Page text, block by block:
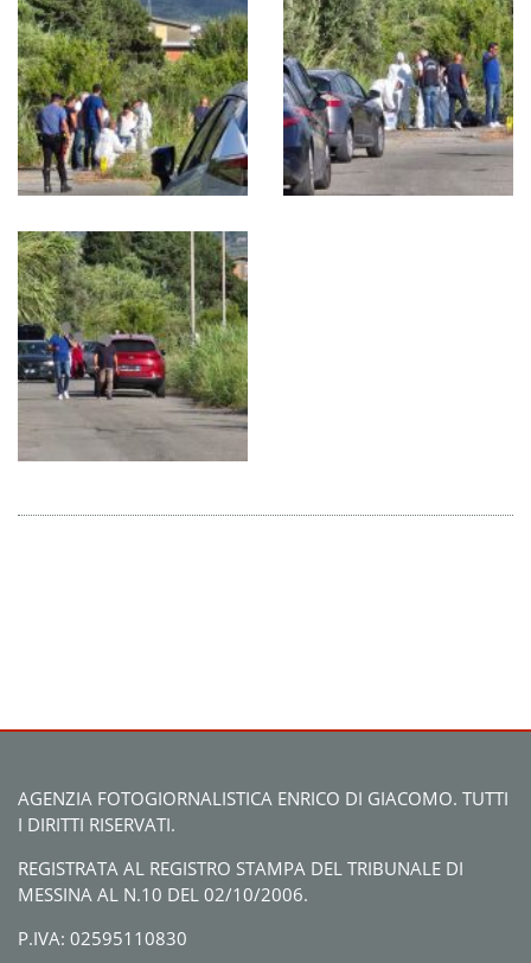
AGENZIA FOTOGIORNALISTICA ENRICO DI GIACOMO. TUTTI
I DIRITTI RISERVATI.
REGISTRATA AL REGISTRO STAMPA DEL TRIBUNALE DI
MESSINA AL N.10 DEL 02/10/2006.
P.IVA: 02595110830